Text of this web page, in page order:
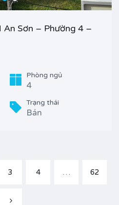
An Sơn – Phường 4 –
Phòng ngủ
4
Trạng thái
Bán
3 4 … 62